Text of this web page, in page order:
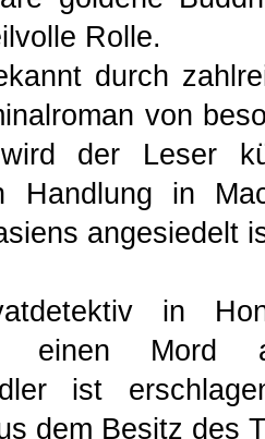
Rolle.
durch
von
wird der Leser
Handlung in
angesiedelt
in
einen Mord
ist
dem Besitz des